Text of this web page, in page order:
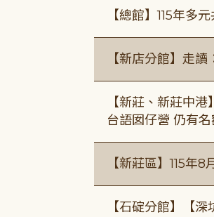
【總館】115年多
【新店分館】走
【新莊、新莊中
台語囡仔營 仍有
【新莊區】115年
【石碇分館】【